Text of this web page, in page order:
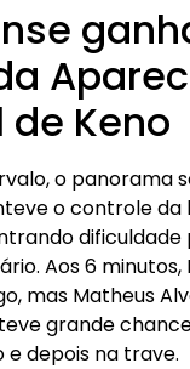
Keno
o panorama
o controle da
dificuldade
Aos 6
mas Matheus
grande
e depois na trave.